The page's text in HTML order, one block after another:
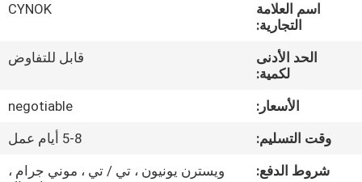
جولة
المعمل
مراقبة
اسم العلامة
التجارية:
CYNOK
الحد الأدنى
لكمية:
قابل للتفاوض
الأسعار:
negotiable
وقت التسليم:
5-8 أيام عمل
شروط الدفع:
ويسترن يونيون ، تي / تي ، موني جرام ،